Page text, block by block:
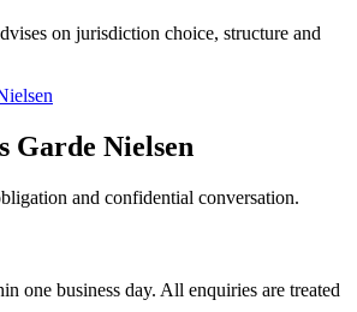
on jurisdiction choice, structure and
Garde Nielsen
and confidential conversation.
one business day. All enquiries are treated